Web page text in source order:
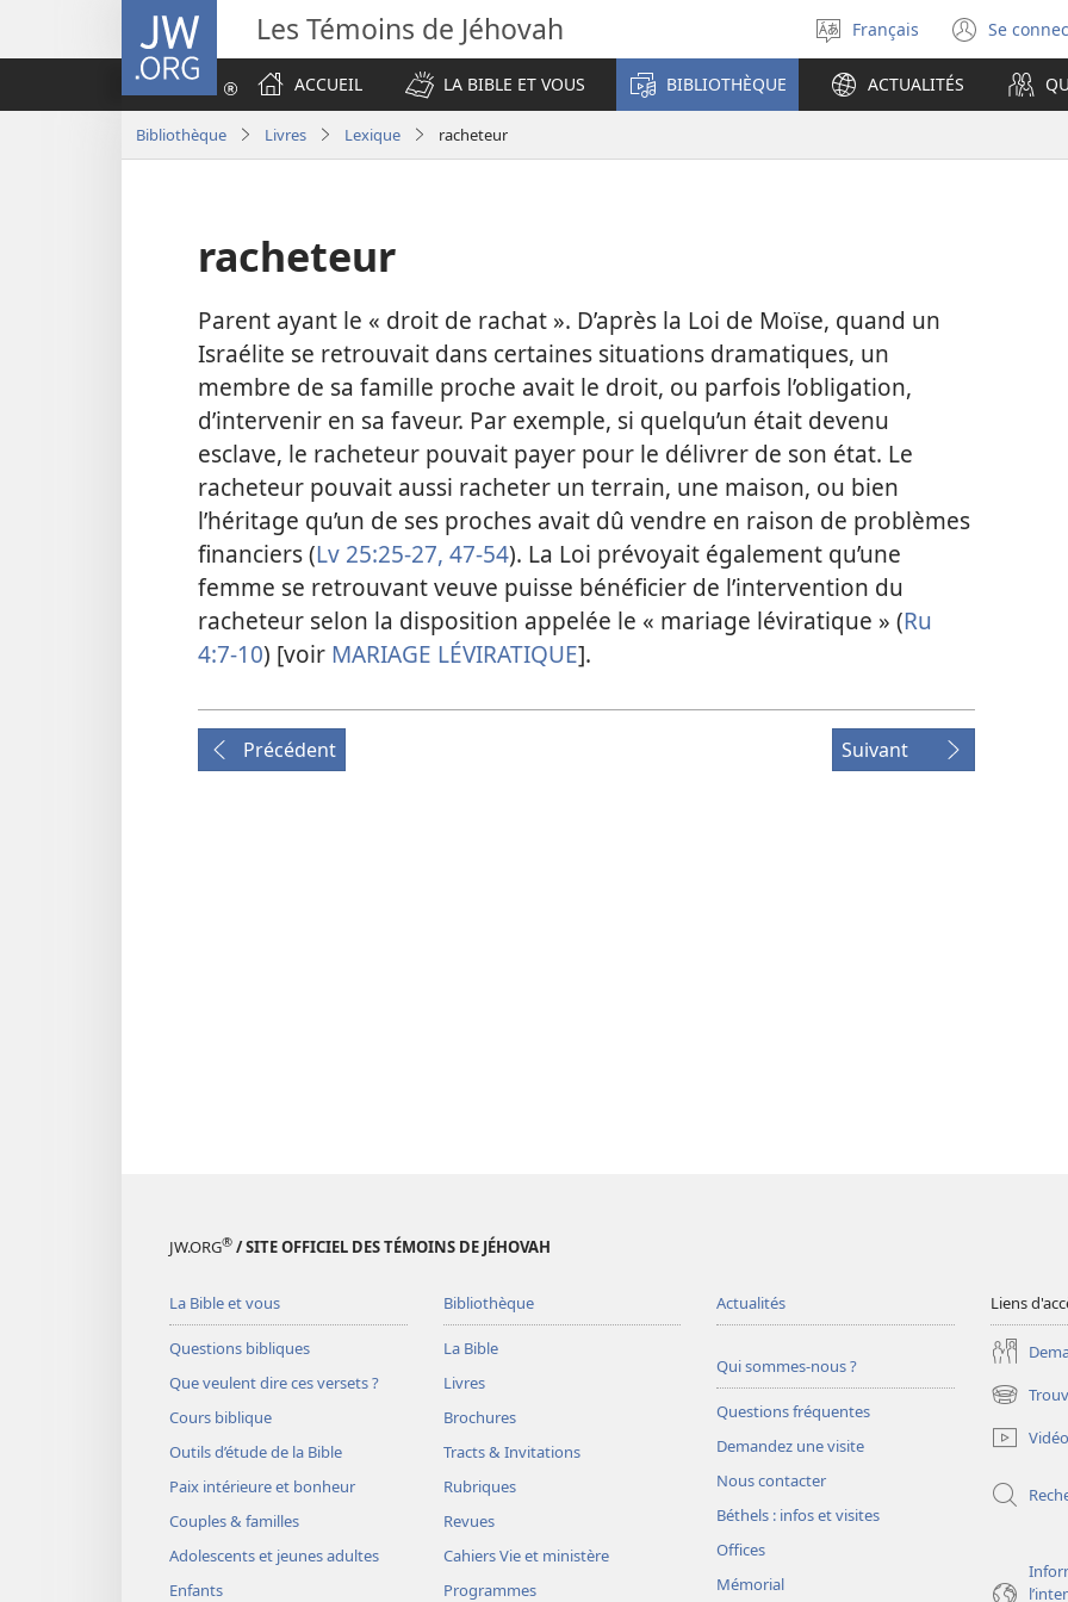
JW.ORG Les Témoins de Jéhovah
Sélectionner
la
langue
Français Se
une
ACCUEIL
LA BIBLE ET VOUS BIBLIOTHÈQUE ACTUALITÉS
Bibliothèque Livres Lexique racheteur
racheteur
Parent ayant le « droit de rachat ». D’après la Loi de Moïse, quand un
Israélite se retrouvait dans certaines situations dramatiques, un
membre de sa famille proche avait le droit, ou parfois l’obligation,
d’intervenir en sa faveur. Par exemple, si quelqu’un était devenu
esclave, le racheteur pouvait payer pour le délivrer de son état. Le
racheteur pouvait aussi racheter un terrain, une maison, ou bien
l’héritage qu’un de ses proches avait dû vendre en raison de problèmes
financiers (Lv 25:25-27, 47-54). La Loi prévoyait également qu’une
femme se retrouvant veuve puisse bénéficier de l’intervention du
racheteur selon la disposition appelée le « mariage léviratique » (Ru
4:7-10) [voir MARIAGE LÉVIRATIQUE].
Précédent Suivant
JW.ORG® / SITE OFFICIEL DES TÉMOINS DE JÉHOVAH
La Bible et vous
Questions bibliques
Que veulent dire ces versets ?
Cours biblique
Outils d’étude de la Bible
Paix intérieure et bonheur
Couples & familles
Adolescents et jeunes adultes
Enfants
Bibliothèque
La Bible
Livres
Brochures
Tracts & Invitations
Rubriques
Revues
Cahiers Vie et ministère
Programmes
Actualités
Qui sommes-nous ?
Questions fréquentes
Demandez une visite
Nous contacter
Béthels : infos et visites
Offices
Mémorial
Liens
(ouvre
une
nouvelle